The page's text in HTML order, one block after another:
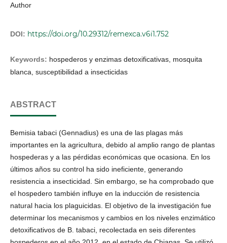
Author
DOI: https://doi.org/10.29312/remexca.v6i1.752
Keywords: hospederos y enzimas detoxificativas, mosquita
blanca, susceptibilidad a insecticidas
ABSTRACT
Bemisia tabaci (Gennadius) es una de las plagas más
importantes en la agricultura, debido al amplio rango de plantas
hospederas y a las pérdidas económicas que ocasiona. En los
últimos años su control ha sido ineficiente, generando
resistencia a insecticidad. Sin embargo, se ha comprobado que
el hospedero también influye en la inducción de resistencia
natural hacia los plaguicidas. El objetivo de la investigación fue
determinar los mecanismos y cambios en los niveles enzimático
detoxificativos de B. tabaci, recolectada en seis diferentes